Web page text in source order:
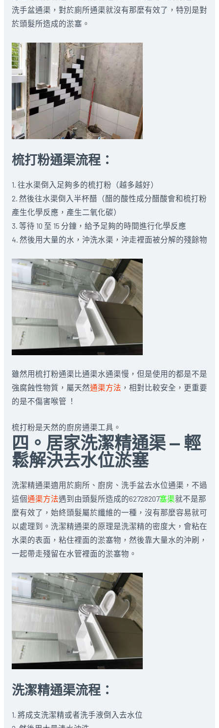
洗手盆通渠，對於廁所通渠就沒有那麼有效了，特別是對
於頭髮所造成的淤塞。
梳打粉通渠流程：
1. 往水渠倒入足夠多的梳打粉（越多越好）
2. 然後往水渠倒入半杯醋（醋的酸性成分醋酸會和梳打粉
產生化學反應，產生二氧化碳）
3. 等待 10 至 15 分鐘，給予足夠的時間進行化學反應
4. 然後用大量的水，沖洗水渠，沖走裡面被分解的殘餘物
雖然用梳打粉通渠比通渠水通渠慢，但是使用的都是不是
強腐蝕性物質，屬天然通渠方法 ，相對比較安全，更重要
的是不傷害喉管 ！
梳打粉是天然的廚房通渠工具。
四。居家洗潔精通渠 — 輕
鬆解決去水位淤塞
洗潔精通渠適用於廁所、廚房、洗手盆去水位通渠，不過
這個通渠方法遇到由頭髮所造成的62728207塞渠就不是那
麼有效了，始終頭髮屬於纖維的一種，沒有那麼容易就可
以處理到。洗潔精通渠的原理是洗潔精的密度大，會粘在
水渠的表面，粘住裡面的淤塞物，然後靠大量水的沖刷，
一起帶走殘留在水管裡面的淤塞物。
洗潔精通渠流程：
1. 將成支洗潔精或者洗手液倒入去水位